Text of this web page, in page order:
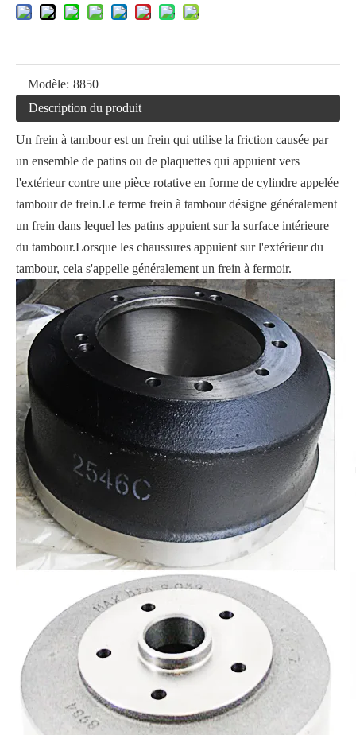
Modèle: 8850
Description du produit
Un frein à tambour est un frein qui utilise la friction causée par
un ensemble de patins ou de plaquettes qui appuient vers
l'extérieur contre une pièce rotative en forme de cylindre appelée
tambour de frein.Le terme frein à tambour désigne généralement
un frein dans lequel les patins appuient sur la surface intérieure
du tambour.Lorsque les chaussures appuient sur l'extérieur du
tambour, cela s'appelle généralement un frein à fermoir.